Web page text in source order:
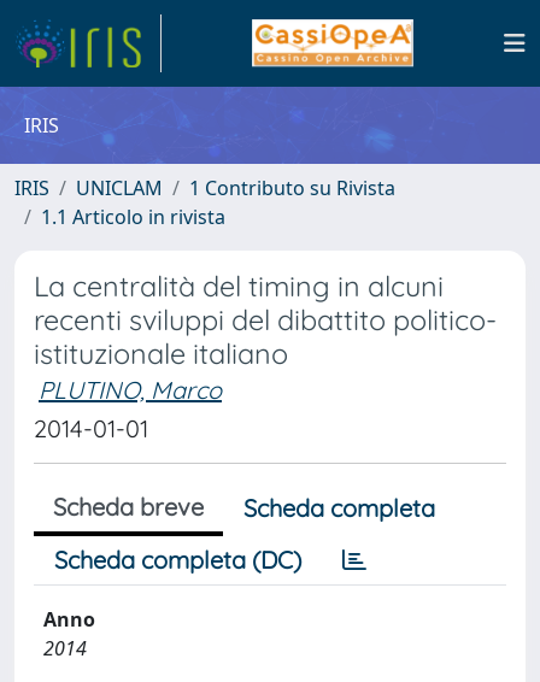
IRIS
IRIS UNICLAM
1 Contributo su Rivista
1.1 Articolo in rivista
La centralità del timing in alcuni
recenti sviluppi del dibattito politico-
istituzionale italiano
PLUTINO, Marco
2014-01-01
Scheda breve
Scheda completa
Scheda completa (DC)
Anno
2014